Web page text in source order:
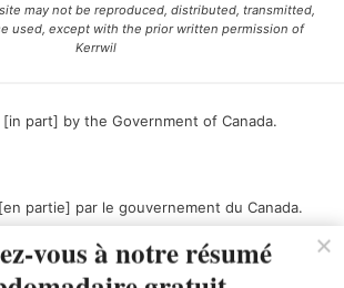
may not be reproduced, distributed, transmitted,
used, except with the prior written permission of
Kerrwil
part] by the Government of Canada.
partie] par le gouvernement du Canada.
vous à notre résumé